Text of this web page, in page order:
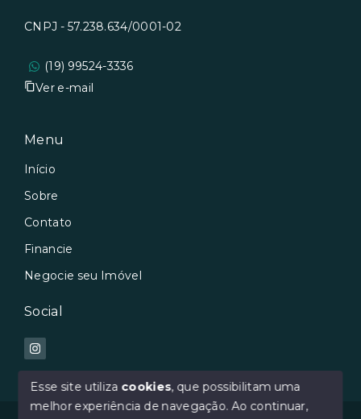
CNPJ - 57.238.634/0001-02
(19) 99524-3336
Ver e-mail
Menu
Início
Sobre
Contato
Financie
Negocie seu Imóvel
Social
Esse site utiliza cookies, que possibilitam uma
melhor experiência de navegação.Ao continuar,